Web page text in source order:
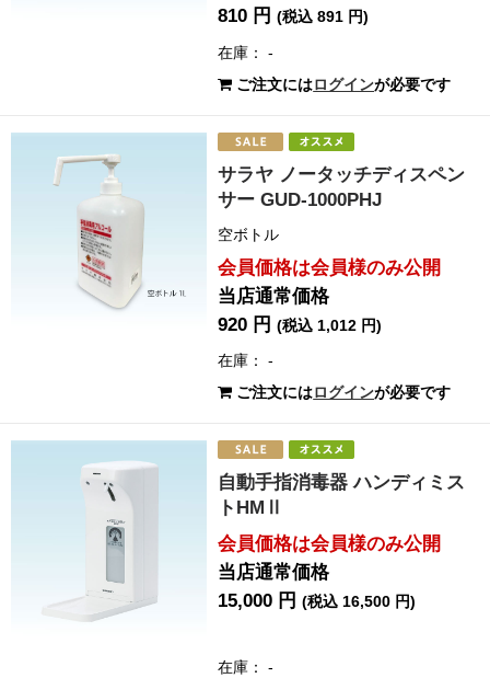
810 円(税込 891 円)
在庫： -
ご注文にはログインが必要です
サラヤ ノータッチディスペン
サー GUD-1000PHJ
空ボトル
会員価格は会員様のみ公開
当店通常価格
920 円(税込 1,012 円)
在庫： -
ご注文にはログインが必要です
自動手指消毒器 ハンディミス
トHMⅡ
会員価格は会員様のみ公開
当店通常価格
15,000 円(税込 16,500 円)
在庫： -